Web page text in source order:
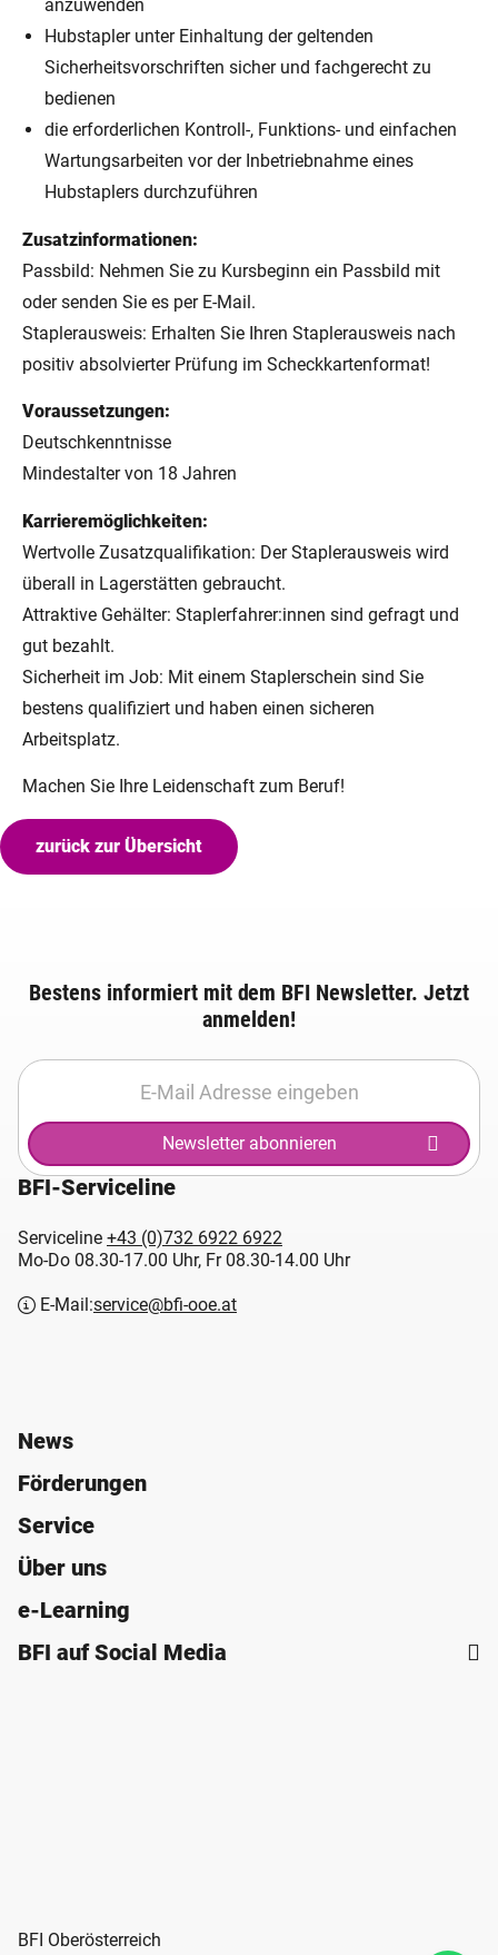
anzuwenden
Hubstapler unter Einhaltung der geltenden
Sicherheitsvorschriften sicher und fachgerecht zu
bedienen
die erforderlichen Kontroll-, Funktions- und einfachen
Wartungsarbeiten vor der Inbetriebnahme eines
Hubstaplers durchzuführen
Zusatzinformationen:
Passbild: Nehmen Sie zu Kursbeginn ein Passbild mit
oder senden Sie es per E-Mail.
Staplerausweis: Erhalten Sie Ihren Staplerausweis nach
positiv absolvierter Prüfung im Scheckkartenformat!
Voraussetzungen:
Deutschkenntnisse
Mindestalter von 18 Jahren
Karrieremöglichkeiten:
Wertvolle Zusatzqualifikation: Der Staplerausweis wird
überall in Lagerstätten gebraucht.
Attraktive Gehälter: Staplerfahrer:innen sind gefragt und
gut bezahlt.
Sicherheit im Job: Mit einem Staplerschein sind Sie
bestens qualifiziert und haben einen sicheren
Arbeitsplatz.
Machen Sie Ihre Leidenschaft zum Beruf!
zurück zur Übersicht
Bestens informiert mit dem BFI Newsletter. Jetzt
anmelden!
Newsletter abonnieren
BFI-Serviceline
Serviceline +43 (0)732 6922 6922
Mo-Do 08.30-17.00 Uhr, Fr 08.30-14.00 Uhr
E-Mail:service@bfi-ooe.at
News
Förderungen
Service
Über uns
e-Learning
BFI auf Social Media
BFI Oberösterreich